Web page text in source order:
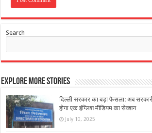
Search
Explore More Stories
दिल्ली सरकार का बड़ा फैसला: अब
होगा एक इंग्लिश मीडियम का सेक्शन
July 10, 2025